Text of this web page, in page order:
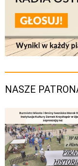
NASZE